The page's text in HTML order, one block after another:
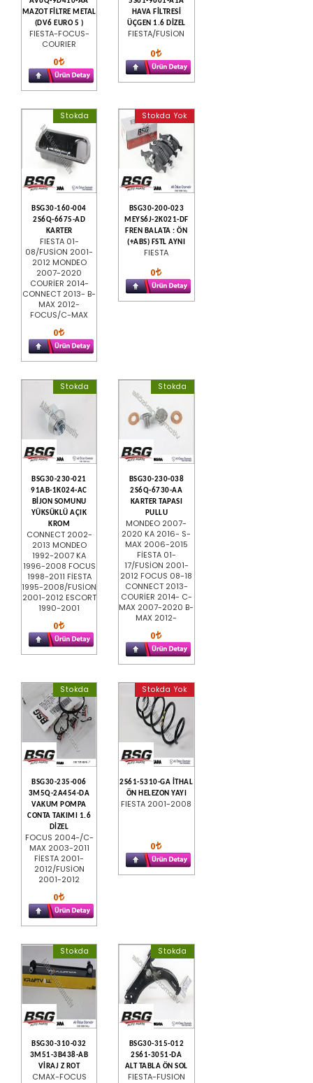
MAZOT FİLTRE METAL
(DV6 EURO 5 )
FIESTA-FOCUS-
COURIER
0
HAVA FİLTRESİ
ÜÇGEN 1.6 DİZEL
FIESTA/FUSİON
0
Stokda
BSG30-160-004
2S6Q-6675-AD
KARTER
FIESTA 01-
08/FUSİON 2001-
2012 MONDEO
2007-2020
COURİER 2014-
CONNECT 2013- B-
MAX 2012-
FOCUS/C-MAX
0
Stokda Yok
BSG30-200-023
MEYS6J-2K021-DF
FREN BALATA : ÖN
(+ABS) FSTL AYNI
FIESTA
0
Stokda
BSG30-230-021
91AB-1K024-AC
BİJON SOMUNU
YÜKSÜKLÜ AÇIK
KROM
CONNECT 2002-
2013 MONDEO
1992-2007 KA
1996-2008 FOCUS
1998-2011 FİESTA
1995-2008/FUSİON
2001-2012 ESCORT
1990-2001
0
Stokda
BSG30-230-038
2S6Q-6730-AA
KARTER TAPASI
PULLU
MONDEO 2007-
2020 KA 2016- S-
MAX 2006-2015
FİESTA 01-
17/FUSİON 2001-
2012 FOCUS 08-18
CONNECT 2013-
COURİER 2014- C-
MAX 2007-2020 B-
MAX 2012-
0
Stokda
BSG30-235-006
3M5Q-2A454-DA
VAKUM POMPA
CONTA TAKIMI 1.6
DİZEL
FOCUS 2004-/C-
MAX 2003-2011
FİESTA 2001-
2012/FUSİON
2001-2012
0
Stokda Yok
2S61-5310-GA İTHAL
ÖN HELEZON YAYI
FIESTA 2001-2008
0
Stokda
BSG30-310-032
3M51-3B438-AB
VİRAJ Z ROT
CMAX-FOCUS
Stokda
BSG30-315-012
2S61-3051-DA
ALT TABLA ÖN SOL
FIESTA-FUSION